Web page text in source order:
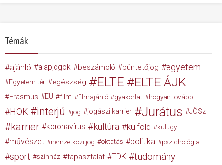
Témák
ajánló alapjogok beszámoló büntetőjog egyetem
Egyetem tér egészség ELTE ELTE ÁJK
Erasmus EU film filmajánló gyakorlat hogyan tovább
HÖK interjú jog jogászi karrier Jurátus JÖSz
karrier koronavírus kultúra külföld külügy
művészet nemzetközi jog oktatás politika pszichológia
sport színház tapasztalat TDK tudomány